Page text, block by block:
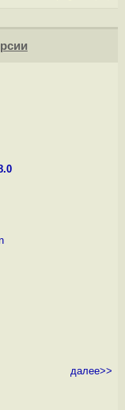
далее>>